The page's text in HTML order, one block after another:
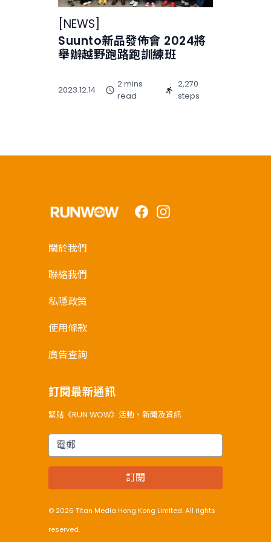
[NEWS]
Suunto新品發佈會 2024將
舉辦越野跑路跑訓練班
2023.12.14
2 mins
read
2,270
steps
FacebookInstagram
關於我們
聯絡我們
私隱政策
使用條款
廣告查詢
訂閱最新通訊
緊貼《RUN WOW》活動、新聞及資訊
電郵
訂閱
© 2026 Titan Media Hong Kong Limited. All rights
reserved.